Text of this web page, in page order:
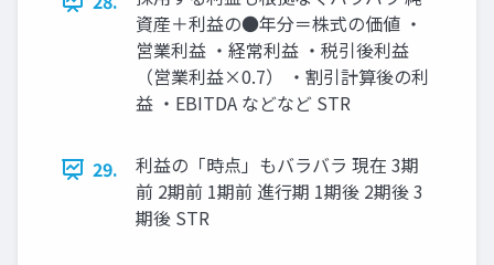
資産＋利益の●年分＝株式の価値 ・
営業利益 ・経常利益 ・税引後利益
（営業利益×0.7） ・割引計算後の利
益 ・EBITDA などなど STR
29.
利益の「時点」もバラバラ 現在 3期
前 2期前 1期前 進行期 1期後 2期後 3
期後 STR